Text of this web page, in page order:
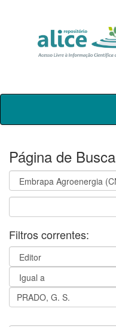
Skip
Página de Busca
Filtros correntes: